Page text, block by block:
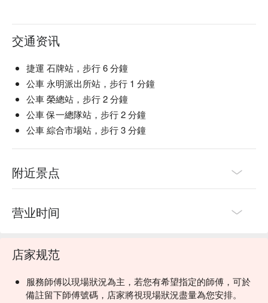
交通资讯
捷運 石牌站，步行 6 分鐘
公車 永明派出所站，步行 1 分鐘
公車 榮總站，步行 2 分鐘
公車 保一總隊站，步行 2 分鐘
公車 綜合市場站，步行 3 分鐘
附近景点
营业时间
店家规范
服務師傅以現場狀況為主，若您有希望指定的師傅，可於
備註留下師傅號碼，店家將視現場狀況盡量為您安排。